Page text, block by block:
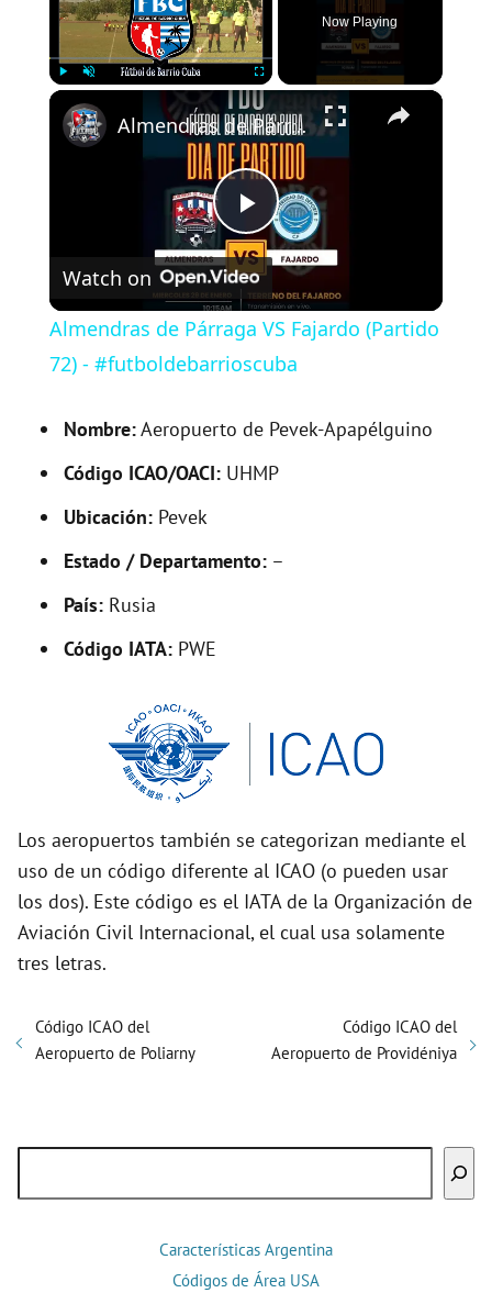
Fullscreen
Now Playing
×
P
l
a
y
i
Almendras de Párraga VS Fajardo (Partido 72) - #futboldebarrioscuba
Watch on
Almendras de Párraga VS Fajardo (Partido
72) - #futboldebarrioscuba
Nombre:Aeropuerto de Pevek-Apapélguino
Código ICAO/OACI: UHMP
Ubicación: Pevek
Estado / Departamento: –
País: Rusia
Código IATA: PWE
Los aeropuertos también se categorizan mediante el
uso de un código diferente al ICAO (o pueden usar
los dos). Este código es el IATA de la Organización de
Aviación Civil Internacional, el cual usa solamente
tres letras.
Código ICAO del
Aeropuerto de Poliarny
Código ICAO del
Aeropuerto de Providéniya
Características Argentina
Códigos de Área USA